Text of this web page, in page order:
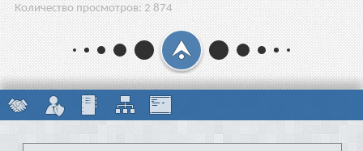
Количество просмотров: 2 874